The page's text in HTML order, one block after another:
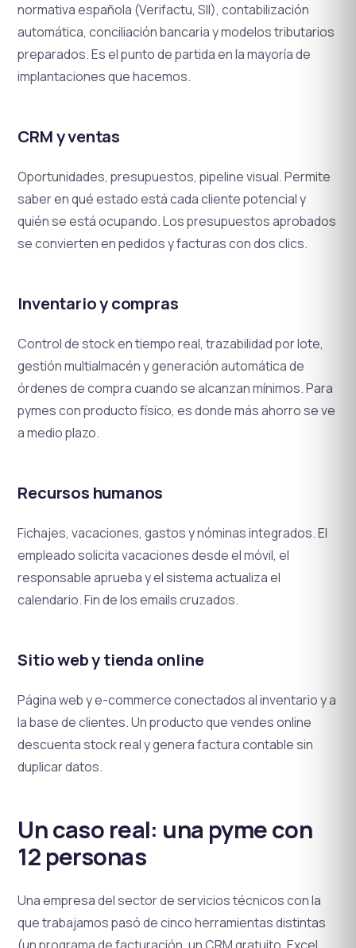
normativa española (Verifactu, SII), contabilización
automática, conciliación bancaria y modelos tributarios
preparados. Es el punto de partida en la mayoría de
implantaciones que hacemos.
CRM y ventas
Oportunidades, presupuestos, pipeline visual. Permite
saber en qué estado está cada cliente potencial y
quién se está ocupando. Los presupuestos aprobados
se convierten en pedidos y facturas con dos clics.
Inventario y compras
Control de stock en tiempo real, trazabilidad por lote,
gestión multialmacén y generación automática de
órdenes de compra cuando se alcanzan mínimos. Para
pymes con producto físico, es donde más ahorro se ve
a medio plazo.
Recursos humanos
Fichajes, vacaciones, gastos y nóminas integrados. El
empleado solicita vacaciones desde el móvil, el
responsable aprueba y el sistema actualiza el
calendario. Fin de los emails cruzados.
Sitio web y tienda online
Página web y e-commerce conectados al inventario y a
la base de clientes. Un producto que vendes online
descuenta stock real y genera factura contable sin
duplicar datos.
Un caso real: una pyme con
12 personas
Una empresa del sector de servicios técnicos con la
que trabajamos pasó de cinco herramientas distintas